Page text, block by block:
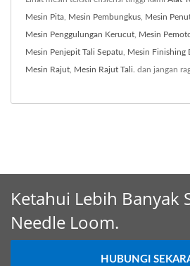
Mesin Pita Mesin Pembungkus Mesin
Mesin Penggulungan Kerucut Mesin
Mesin Penjepit Tali Sepatu Mesin Finishing
Mesin Rajut Mesin Rajut Tali. dan jangan
Ketahui Lebih Banyak
Needle Loom.
HUBUNGI